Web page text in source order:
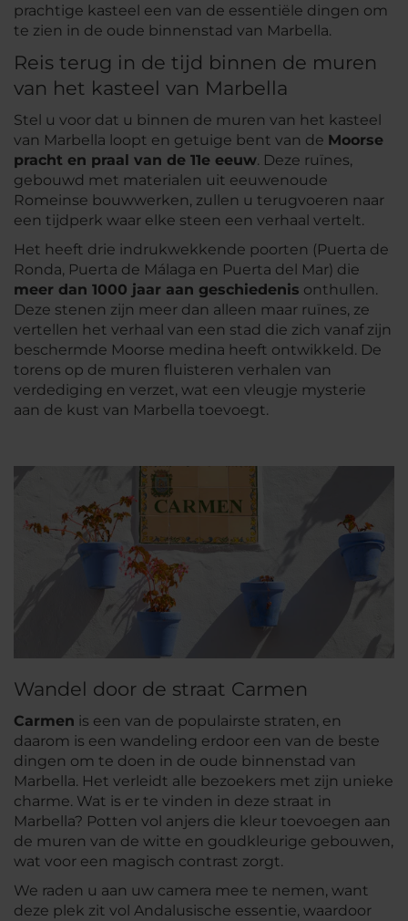
prachtige kasteel een van de essentiële dingen om
te zien in de oude binnenstad van Marbella.
Reis terug in de tijd binnen de muren
van het kasteel van Marbella
Stel u voor dat u binnen de muren van het kasteel
van Marbella loopt en getuige bent van de Moorse
pracht en praal van de 11e eeuw. Deze ruïnes,
gebouwd met materialen uit eeuwenoude
Romeinse bouwwerken, zullen u terugvoeren naar
een tijdperk waar elke steen een verhaal vertelt.
Het heeft drie indrukwekkende poorten (Puerta de
Ronda, Puerta de Málaga en Puerta del Mar) die
meer dan 1000 jaar aan geschiedenis onthullen.
Deze stenen zijn meer dan alleen maar ruïnes, ze
vertellen het verhaal van een stad die zich vanaf zijn
beschermde Moorse medina heeft ontwikkeld. De
torens op de muren fluisteren verhalen van
verdediging en verzet, wat een vleugje mysterie
aan de kust van Marbella toevoegt.
Wandel door de straat Carmen
Carmen is een van de populairste straten, en
daarom is een wandeling erdoor een van de beste
dingen om te doen in de oude binnenstad van
Marbella. Het verleidt alle bezoekers met zijn unieke
charme. Wat is er te vinden in deze straat in
Marbella? Potten vol anjers die kleur toevoegen aan
de muren van de witte en goudkleurige gebouwen,
wat voor een magisch contrast zorgt.
We raden u aan uw camera mee te nemen, want
deze plek zit vol Andalusische essentie, waardoor